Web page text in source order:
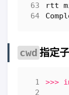
rtt
cwd 指定
>>>